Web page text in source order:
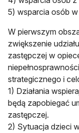
5) wsparcia osób
W pierwszym
zwiększenie
zastępczej w
strategicznego i
1) Działania
będą zapobiegać
zastępczej.
2) Sytuacja dzieci